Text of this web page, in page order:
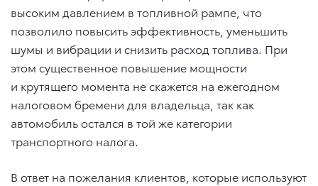
высоким давлением в топливной рампе, что
позволило повысить эффективность, уменьшить
шумы и вибрации и снизить расход топлива. При
этом существенное повышение мощности
и крутящего момента не скажется на ежегодном
налоговом бремени для владельца, так как
автомобиль остался в той же категории
транспортного налога.
В ответ на пожелания клиентов, которые используют